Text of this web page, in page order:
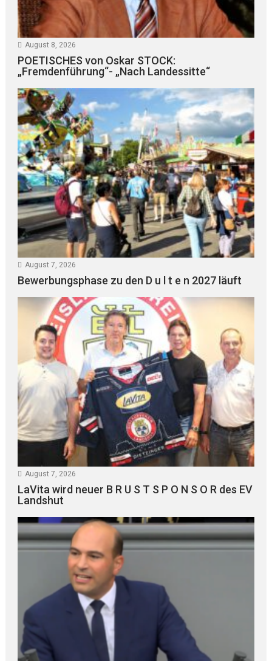
August 8, 2026
POETISCHES von Oskar STOCK:
„Fremdenführung“- „Nach Landessitte“
August 7, 2026
Bewerbungsphase zu den D u l t e n 2027 läuft
August 7, 2026
LaVita wird neuer B R U S T S P O N S O R des EV
Landshut